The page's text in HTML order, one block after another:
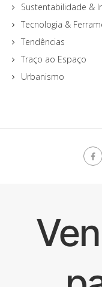
Sustentabilidade &
Tecnologia &
Tendências
Traço ao Espaço
Urbanismo